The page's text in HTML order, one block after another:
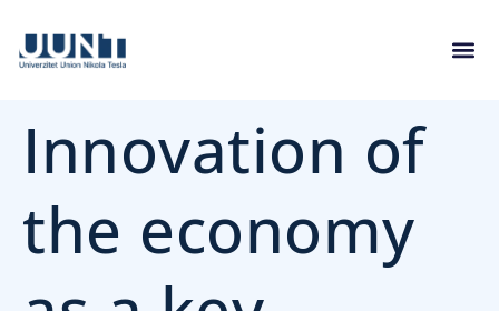
Innovation of
the economy